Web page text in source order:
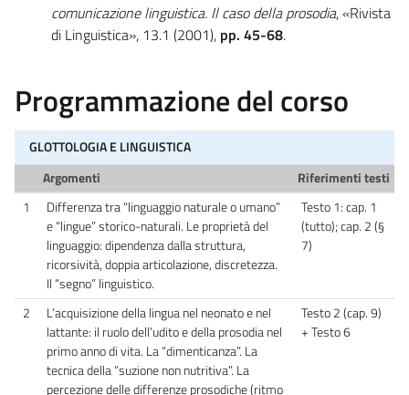
comunicazione linguistica. Il caso della prosodia, «Rivista
di Linguistica», 13.1 (2001), pp. 45-68.
Programmazione del corso
GLOTTOLOGIA E LINGUISTICA
Argomenti
Riferimenti testi
1
Differenza tra “linguaggio naturale o umano”
e “lingue” storico-naturali. Le proprietà del
linguaggio: dipendenza dalla struttura,
ricorsività, doppia articolazione, discretezza.
Il “segno” linguistico.
Testo 1: cap. 1
(tutto); cap. 2 (§
7)
2
L’acquisizione della lingua nel neonato e nel
lattante: il ruolo dell’udito e della prosodia nel
primo anno di vita. La “dimenticanza”. La
tecnica della “suzione non nutritiva”. La
percezione delle differenze prosodiche (ritmo
Testo 2 (cap. 9)
+ Testo 6